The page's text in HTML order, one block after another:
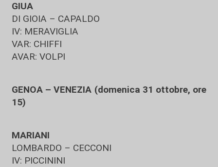
GIUA
DI GIOIA – CAPALDO
IV: MERAVIGLIA
VAR: CHIFFI
AVAR: VOLPI
GENOA – VENEZIA (domenica 31 ottobre, ore
15)
MARIANI
LOMBARDO – CECCONI
IV: PICCININI